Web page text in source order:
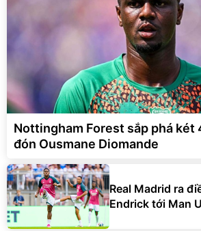
Nottingham Forest sắp phá két
đón Ousmane Diomande
Real Madrid ra
Endrick tới Man